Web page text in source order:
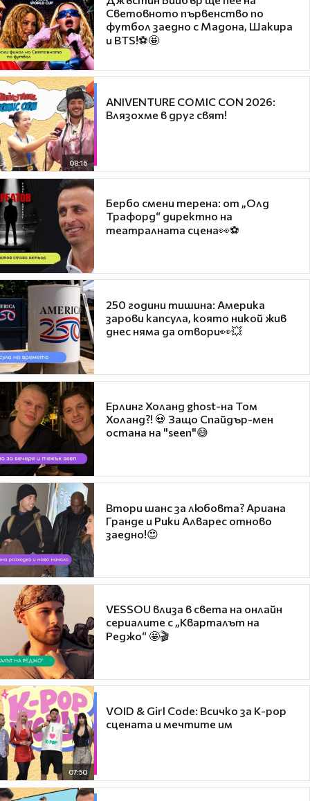
Световното първенство по
футбол заедно с Мадона, Шакира
и BTS!⚽🤩
08:16
ANIVENTURE COMIC CON 2026:
Влязохме в друг свят!
Бербо смени терена: от „Олд
Трафорд“ директно на
театралната сцена👀⚽
250 години тишина: Америка
зарови капсула, която никой жив
днес няма да отвори👀💥
Ерлинг Холанд ghost-на Том
Холанд?! 💀 Защо Спайдър-мен
остана на "seen"😅
Втори шанс за любовта? Ариана
Гранде и Рики Алварес отново
заедно!😍
VESSOU влиза в света на онлайн
сериалите с „Кварталът на
Реджо“ 🤩🎬
07:50
VOID & Girl Code: Всичко за K-pop
сцената и мечтите им